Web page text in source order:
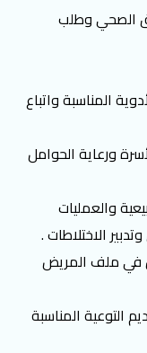
الصحي وطلب
المناسبة واتباع
ورعاية الحوامل
والعمليات
الاختلاطات .
في ملف المريض
التوعية المناسبة